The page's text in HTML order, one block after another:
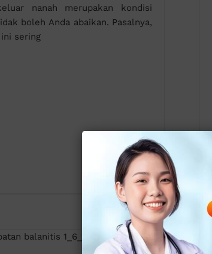
nanah merupakan kondisi
boleh Anda abaikan. Pasalnya,
sering